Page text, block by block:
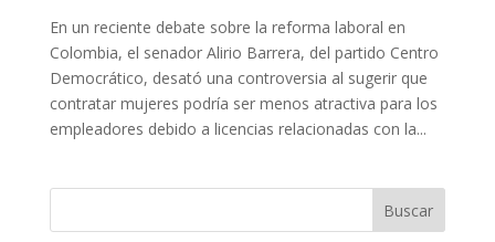
En un reciente debate sobre la reforma laboral en
Colombia, el senador Alirio Barrera, del partido Centro
Democrático, desató una controversia al sugerir que
contratar mujeres podría ser menos atractiva para los
empleadores debido a licencias relacionadas con la...
Buscar